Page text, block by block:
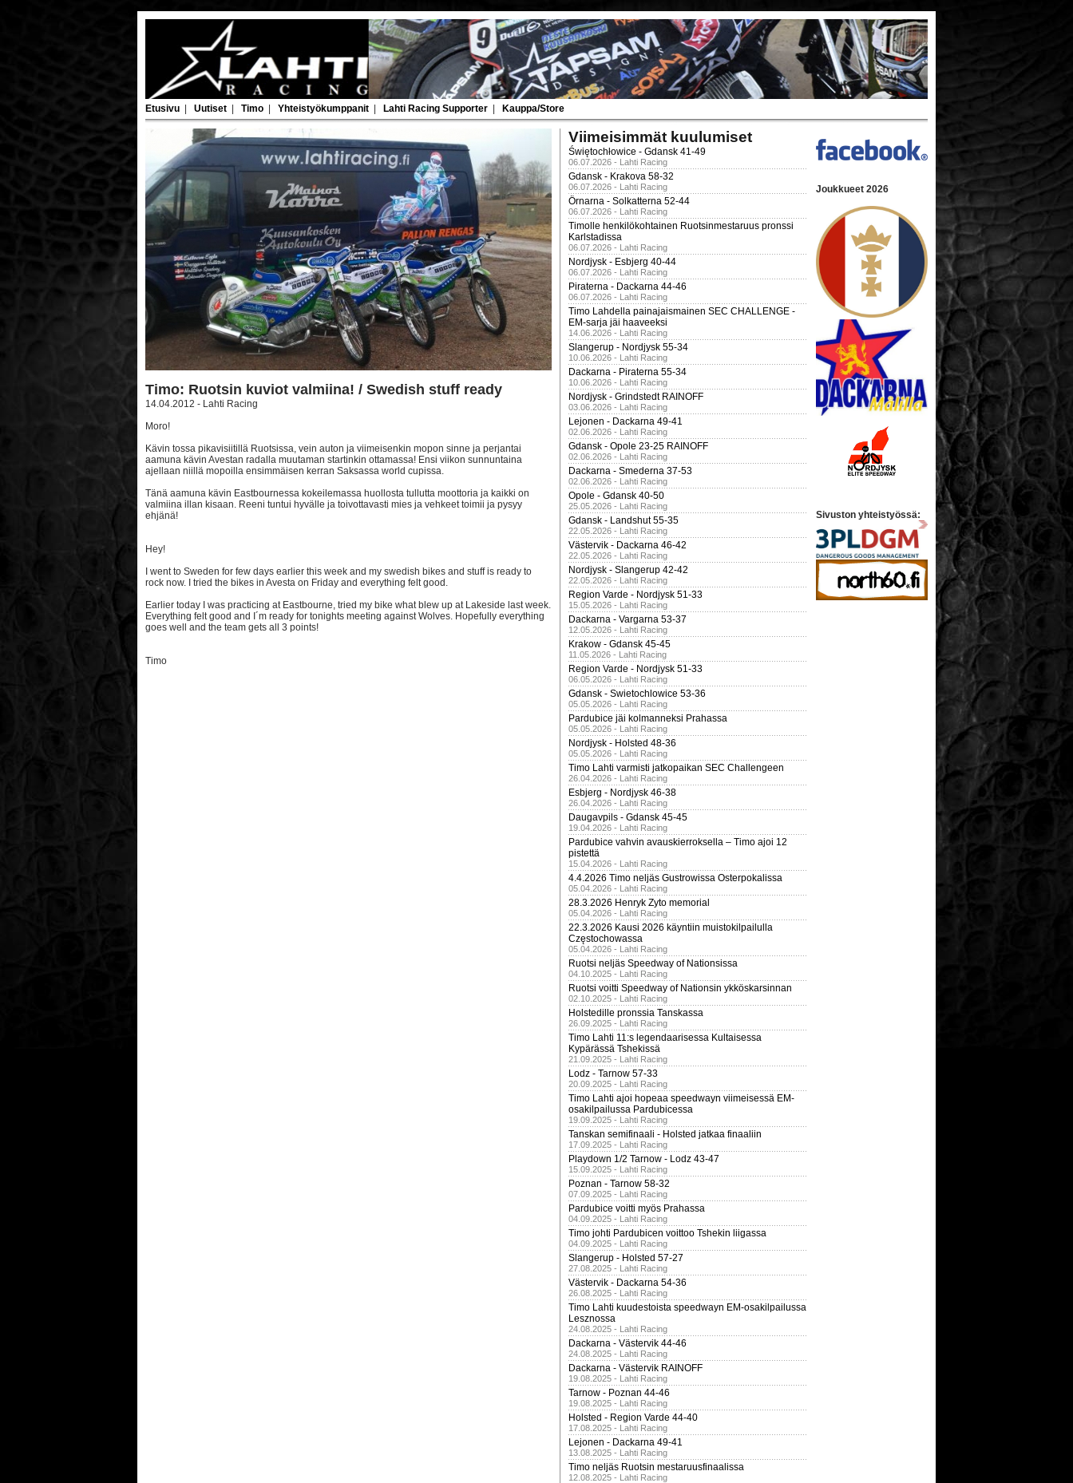
Etusivu Uutiset Timo Yhteistyökumppanit Lahti Racing Supporter Kauppa/Store
Timo: Ruotsin kuviot valmiina! / Swedish stuff ready
14.04.2012 - Lahti Racing
Moro!
Kävin tossa pikavisiitillä Ruotsissa, vein auton ja viimeisenkin mopon sinne ja perjantai
aamuna kävin Avestan radalla muutaman startinkin ottamassa! Ensi viikon sunnuntaina
ajellaan niillä mopoilla ensimmäisen kerran Saksassa world cupissa.
Tänä aamuna kävin Eastbournessa kokeilemassa huollosta tullutta moottoria ja kaikki on
valmiina illan kisaan. Reeni tuntui hyvälle ja toivottavasti mies ja vehkeet toimii ja pysyy
ehjänä!
Hey!
I went to Sweden for few days earlier this week and my swedish bikes and stuff is ready to
rock now. I tried the bikes in Avesta on Friday and everything felt good.
Earlier today I was practicing at Eastbourne, tried my bike what blew up at Lakeside last week.
Everything felt good and I´m ready for tonights meeting against Wolves. Hopefully everything
goes well and the team gets all 3 points!
Timo
Viimeisimmät kuulumiset
Świętochłowice - Gdansk 41-49
06.07.2026 - Lahti Racing
Gdansk - Krakova 58-32
06.07.2026 - Lahti Racing
Örnarna - Solkatterna 52-44
06.07.2026 - Lahti Racing
Timolle henkilökohtainen Ruotsinmestaruus pronssi
Karlstadissa
06.07.2026 - Lahti Racing
Nordjysk - Esbjerg 40-44
06.07.2026 - Lahti Racing
Piraterna - Dackarna 44-46
06.07.2026 - Lahti Racing
Timo Lahdella painajaismainen SEC CHALLENGE -
EM-sarja jäi haaveeksi
14.06.2026 - Lahti Racing
Slangerup - Nordjysk 55-34
10.06.2026 - Lahti Racing
Dackarna - Piraterna 55-34
10.06.2026 - Lahti Racing
Nordjysk - Grindstedt RAINOFF
03.06.2026 - Lahti Racing
Lejonen - Dackarna 49-41
02.06.2026 - Lahti Racing
Gdansk - Opole 23-25 RAINOFF
02.06.2026 - Lahti Racing
Dackarna - Smederna 37-53
02.06.2026 - Lahti Racing
Opole - Gdansk 40-50
25.05.2026 - Lahti Racing
Gdansk - Landshut 55-35
22.05.2026 - Lahti Racing
Västervik - Dackarna 46-42
22.05.2026 - Lahti Racing
Nordjysk - Slangerup 42-42
22.05.2026 - Lahti Racing
Region Varde - Nordjysk 51-33
15.05.2026 - Lahti Racing
Dackarna - Vargarna 53-37
12.05.2026 - Lahti Racing
Krakow - Gdansk 45-45
11.05.2026 - Lahti Racing
Region Varde - Nordjysk 51-33
06.05.2026 - Lahti Racing
Gdansk - Swietochlowice 53-36
05.05.2026 - Lahti Racing
Pardubice jäi kolmanneksi Prahassa
05.05.2026 - Lahti Racing
Nordjysk - Holsted 48-36
05.05.2026 - Lahti Racing
Timo Lahti varmisti jatkopaikan SEC Challengeen
26.04.2026 - Lahti Racing
Esbjerg - Nordjysk 46-38
26.04.2026 - Lahti Racing
Daugavpils - Gdansk 45-45
19.04.2026 - Lahti Racing
Pardubice vahvin avauskierroksella – Timo ajoi 12
pistettä
15.04.2026 - Lahti Racing
4.4.2026 Timo neljäs Gustrowissa Osterpokalissa
05.04.2026 - Lahti Racing
28.3.2026 Henryk Zyto memorial
05.04.2026 - Lahti Racing
22.3.2026 Kausi 2026 käyntiin muistokilpailulla
Częstochowassa
05.04.2026 - Lahti Racing
Ruotsi neljäs Speedway of Nationsissa
04.10.2025 - Lahti Racing
Ruotsi voitti Speedway of Nationsin ykköskarsinnan
02.10.2025 - Lahti Racing
Holstedille pronssia Tanskassa
26.09.2025 - Lahti Racing
Timo Lahti 11:s legendaarisessa Kultaisessa
Kypärässä Tshekissä
21.09.2025 - Lahti Racing
Lodz - Tarnow 57-33
20.09.2025 - Lahti Racing
Timo Lahti ajoi hopeaa speedwayn viimeisessä EM-
osakilpailussa Pardubicessa
19.09.2025 - Lahti Racing
Tanskan semifinaali - Holsted jatkaa finaaliin
17.09.2025 - Lahti Racing
Playdown 1/2 Tarnow - Lodz 43-47
15.09.2025 - Lahti Racing
Poznan - Tarnow 58-32
07.09.2025 - Lahti Racing
Pardubice voitti myös Prahassa
04.09.2025 - Lahti Racing
Timo johti Pardubicen voittoo Tshekin liigassa
04.09.2025 - Lahti Racing
Slangerup - Holsted 57-27
27.08.2025 - Lahti Racing
Västervik - Dackarna 54-36
26.08.2025 - Lahti Racing
Timo Lahti kuudestoista speedwayn EM-osakilpailussa
Lesznossa
24.08.2025 - Lahti Racing
Dackarna - Västervik 44-46
24.08.2025 - Lahti Racing
Dackarna - Västervik RAINOFF
19.08.2025 - Lahti Racing
Tarnow - Poznan 44-46
19.08.2025 - Lahti Racing
Holsted - Region Varde 44-40
17.08.2025 - Lahti Racing
Lejonen - Dackarna 49-41
13.08.2025 - Lahti Racing
Timo neljäs Ruotsin mestaruusfinaalissa
12.08.2025 - Lahti Racing
Joukkueet 2026
Sivuston yhteistyössä: